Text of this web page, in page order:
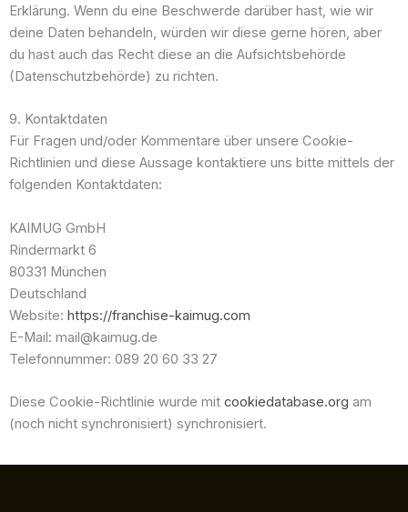
Erklärung. Wenn du eine Beschwerde darüber hast, wie wir
deine Daten behandeln, würden wir diese gerne hören, aber
du hast auch das Recht diese an die Aufsichtsbehörde
(Datenschutzbehörde) zu richten.
9. Kontaktdaten
Für Fragen und/oder Kommentare über unsere Cookie-
Richtlinien und diese Aussage kontaktiere uns bitte mittels der
folgenden Kontaktdaten:
KAIMUG GmbH
Rindermarkt 6
80331 München
Deutschland
Website: https://franchise-kaimug.com
E-Mail: mail@kaimug.de
Telefonnummer: 089 20 60 33 27
Diese Cookie-Richtlinie wurde mit cookiedatabase.org am
(noch nicht synchronisiert) synchronisiert.